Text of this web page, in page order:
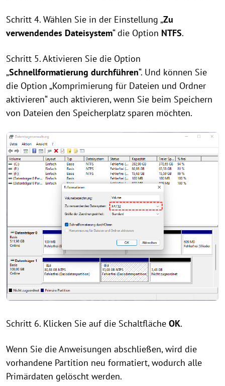
Schritt 4. Wählen Sie in der Einstellung „Zu
verwendendes Dateisystem“ die Option NTFS.
Schritt 5. Aktivieren Sie die Option
„Schnellformatierung durchführen“. Und können Sie
die Option „Komprimierung für Dateien und Ordner
aktivieren“ auch aktivieren, wenn Sie beim Speichern
von Dateien den Speicherplatz sparen möchten.
Schritt 6. Klicken Sie auf die Schaltfläche OK.
Wenn Sie die Anweisungen abschließen, wird die
vorhandene Partition neu formatiert, wodurch alle
Primärdaten gelöscht werden.